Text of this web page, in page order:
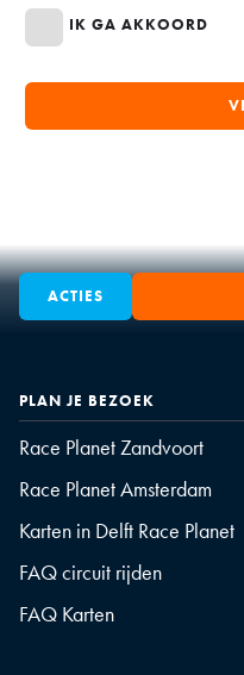
IK GA AKKOORD
ACTIES
PLAN JE BEZOEK
Race Planet Zandvoort
Race Planet Amsterdam
Karten in Delft Race Planet
FAQ circuit rijden
FAQ Karten